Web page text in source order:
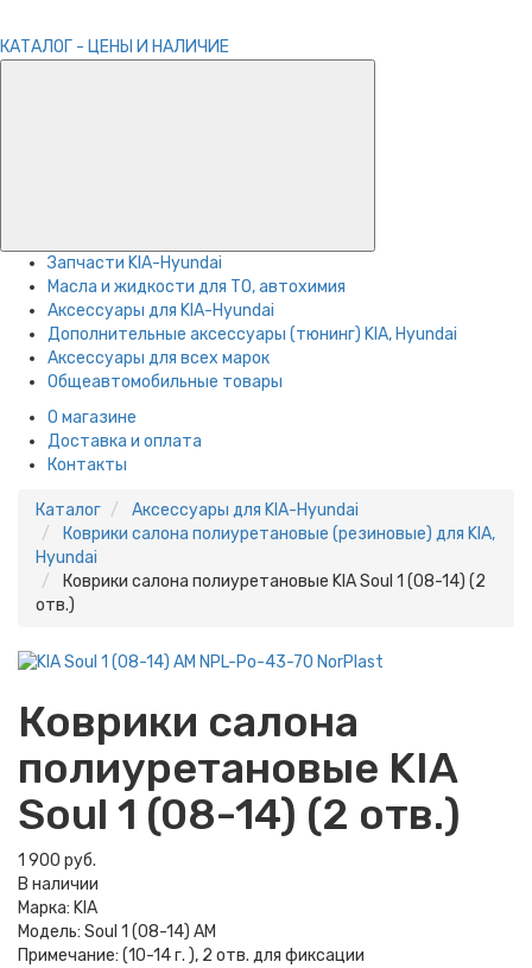
КАТАЛОГ - ЦЕНЫ И НАЛИЧИЕ
Запчасти KIA-Hyundai
Масла и жидкости для ТО, автохимия
Аксессуары для KIA-Hyundai
Дополнительные аксессуары (тюнинг) KIA, Hyundai
Аксессуары для всех марок
Общеавтомобильные товары
О магазине
Доставка и оплата
Контакты
Каталог
Аксессуары для KIA-Hyundai
Коврики салона полиуретановые (резиновые) для KIA,
Hyundai
Коврики салона полиуретановые KIA Soul 1 (08-14) (2
отв.)
Коврики салона
полиуретановые KIA
Soul 1 (08-14) (2 отв.)
1 900 руб.
В наличии
Марка: KIA
Модель: Soul 1 (08-14) AM
Примечание: (10-14 г. ), 2 отв. для фиксации